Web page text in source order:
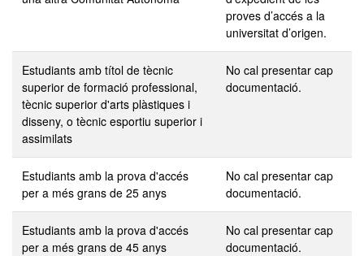
proves d’accés a la
universitat d’origen.
Estudiants amb títol de tècnic
superior de formació professional,
tècnic superior d'arts plàstiques i
disseny, o tècnic esportiu superior i
assimilats
No cal presentar cap
documentació.
Estudiants amb la prova d'accés
per a més grans de 25 anys
No cal presentar cap
documentació.
Estudiants amb la prova d'accés
per a més grans de 45 anys
No cal presentar cap
documentació.